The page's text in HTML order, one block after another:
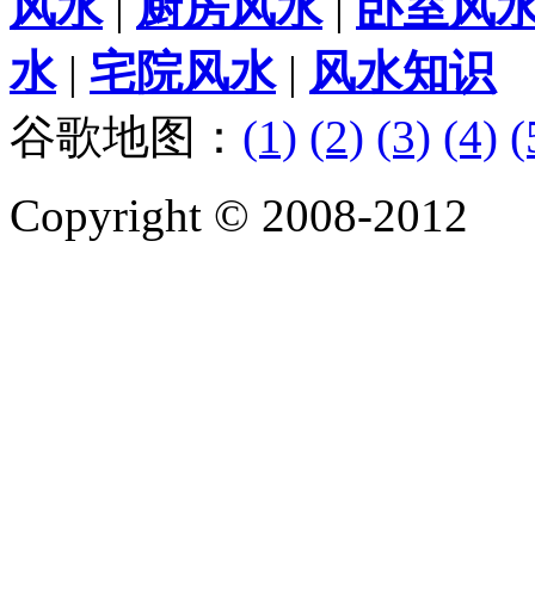
水| 宅院风水| 风水知识
谷歌地图： (1) (2) (3) (4)
Copyright © 2008-2012